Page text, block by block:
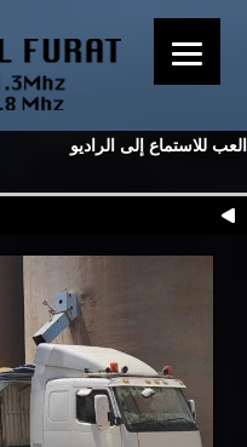
العب للاستماع إلى الراديو